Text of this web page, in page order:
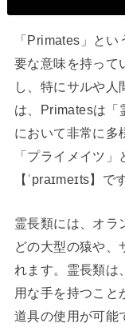
「Primates」と
要な意味を持って
し、特にサルや人
は、Primatesは「
において非常に多
「プライメイツ
【ˈpraɪmeɪts】で
霊長類には、オラ
どの大型の猿や、
れます。霊長類は
用な手を持つこと
道具の使用が可能